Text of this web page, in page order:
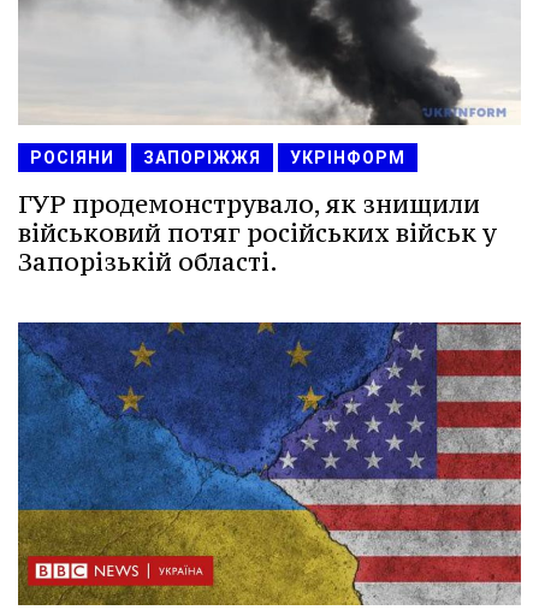
РОСІЯНИ ЗАПОРІЖЖЯ УКРІНФОРМ
ГУР продемонструвало, як знищили
військовий потяг російських військ у
Запорізькій області.